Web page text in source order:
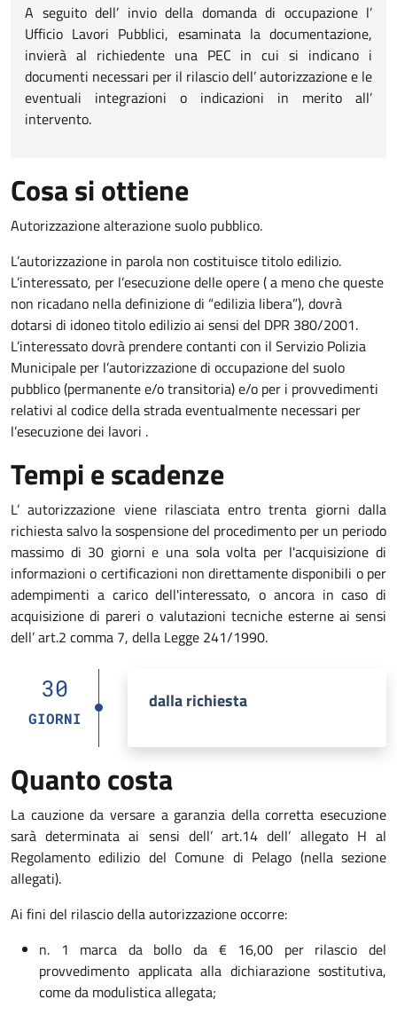
A seguito dell’ invio della domanda di occupazione l’
Ufficio Lavori Pubblici, esaminata la documentazione,
invierà al richiedente una PEC in cui si indicano i
documenti necessari per il rilascio dell’ autorizzazione e le
eventuali integrazioni o indicazioni in merito all’
intervento.
Cosa si ottiene
Autorizzazione alterazione suolo pubblico.
L’autorizzazione in parola non costituisce titolo edilizio.
L’interessato, per l’esecuzione delle opere ( a meno che queste
non ricadano nella definizione di “edilizia libera”), dovrà
dotarsi di idoneo titolo edilizio ai sensi del DPR 380/2001.
L’interessato dovrà prendere contanti con il Servizio Polizia
Municipale per l’autorizzazione di occupazione del suolo
pubblico (permanente e/o transitoria) e/o per i provvedimenti
relativi al codice della strada eventualmente necessari per
l’esecuzione dei lavori .
Tempi e scadenze
L’ autorizzazione viene rilasciata entro trenta giorni dalla
richiesta salvo la sospensione del procedimento per un periodo
massimo di 30 giorni e una sola volta per l'acquisizione di
informazioni o certificazioni non direttamente disponibili o per
adempimenti a carico dell'interessato, o ancora in caso di
acquisizione di pareri o valutazioni tecniche esterne ai sensi
dell’ art.2 comma 7, della Legge 241/1990.
30
GIORNI
dalla richiesta
Quanto costa
La cauzione da versare a garanzia della corretta esecuzione
sarà determinata ai sensi dell’ art.14 dell’ allegato H al
Regolamento edilizio del Comune di Pelago (nella sezione
allegati).
Ai fini del rilascio della autorizzazione occorre:
n. 1 marca da bollo da € 16,00 per rilascio del
provvedimento applicata alla dichiarazione sostitutiva,
come da modulistica allegata;